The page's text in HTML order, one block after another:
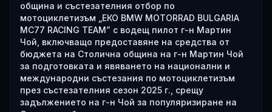
община и състезателния отбор по
мотоциклетизъм „ЕКО BMW MOTORRAD BULGARIA
МС77 RACING TEAM” c водещ пилот г-н Мартин
Чой, включващо предоставяне на средства от
бюджета на Столична община на г-н Мартин Чой
за подготовката и явяването на национални и
международни състезания по мотоциклетизъм
през състезателния сезон 2025 г., срещу
задължението на г-н Чой за популяризиране на